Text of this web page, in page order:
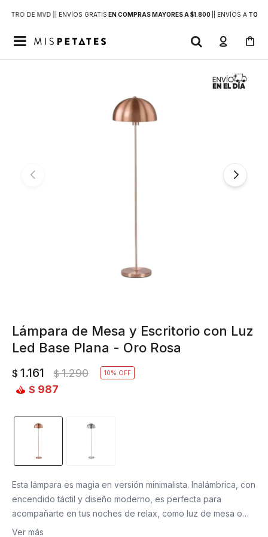
DE MVD | | ENVÍOS GRATIS EN COMPRAS MAYORES A $1.800 | ENVÍOS ATODO

Lámpara de Mesa y Escritorio con Luz
Led Base Plana - Oro Rosa
$ 1.161 $ 1.290 10
$ 987
Esta lámpara es magia en versión minimalista. Inalámbrica, con
encendido táctil y diseño moderno, es perfecta para
acompañarte en tus noches de relax, como luz de mesa o
veladora deco.
Ver más